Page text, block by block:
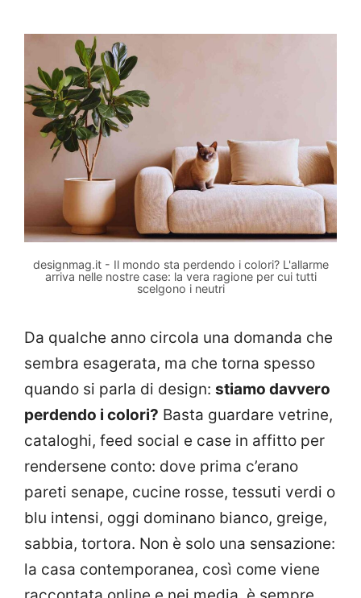
designmag.it - Il mondo sta perdendo i colori? L'allarme
arriva nelle nostre case: la vera ragione per cui tutti
scelgono i neutri
Da qualche anno circola una domanda che
sembra esagerata, ma che torna spesso
quando si parla di design: stiamo davvero
perdendo i colori? Basta guardare vetrine,
cataloghi, feed social e case in affitto per
rendersene conto: dove prima c’erano
pareti senape, cucine rosse, tessuti verdi o
blu intensi, oggi dominano bianco, greige,
sabbia, tortora. Non è solo una sensazione:
la casa contemporanea, così come viene